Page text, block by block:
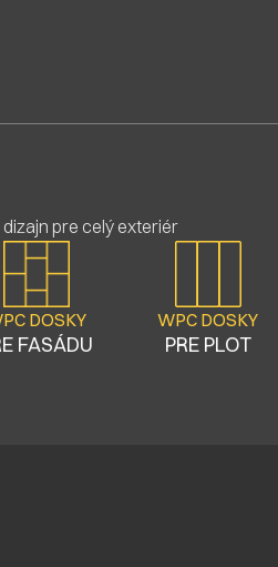
pre celý exteriér
DOSKY
FASÁDU
WPC DOSKY
PRE PLOT